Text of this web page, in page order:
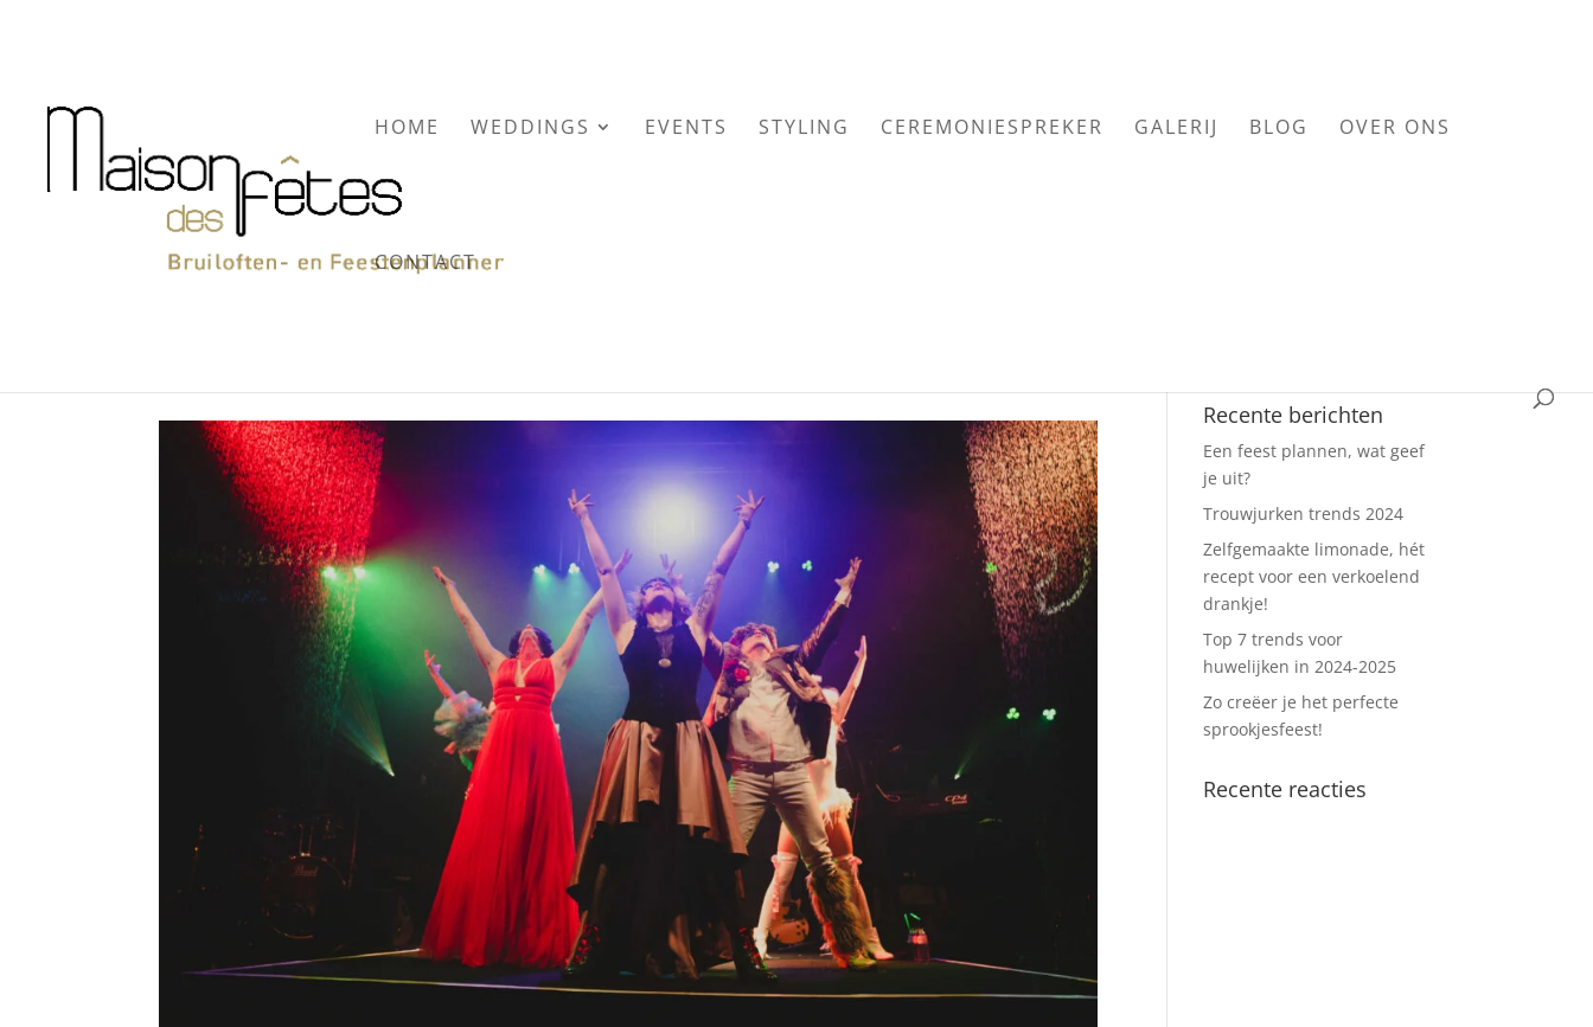
HOME WEDDINGS EVENTS STYLING CEREMONIESPREKER GALERIJ BLOG OVER ONS
CONTACT
Recente berichten
Een feest plannen, wat geef
je uit?
Trouwjurken trends 2024
Zelfgemaakte limonade, hét
recept voor een verkoelend
drankje!
Top 7 trends voor
huwelijken in 2024-2025
Zo creëer je het perfecte
sprookjesfeest!
Recente reacties